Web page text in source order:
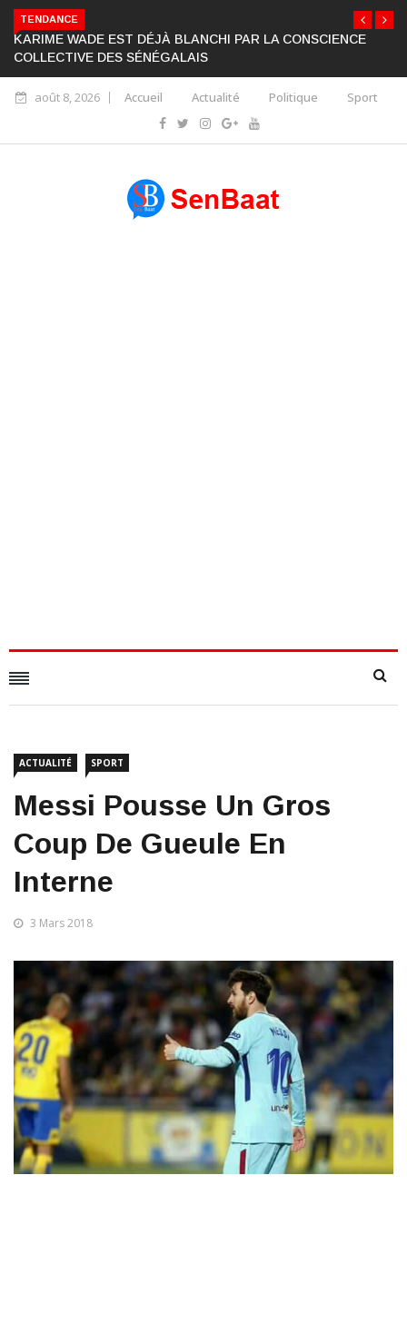
TENDANCE
KARIME WADE EST DÉJÀ BLANCHI PAR LA CONSCIENCE
COLLECTIVE DES SÉNÉGALAIS
août 8, 2026 Accueil Actualité Politique Sport
ACTUALITÉ SPORT
​Messi Pousse Un Gros
Coup De Gueule En
Interne
3 Mars 2018